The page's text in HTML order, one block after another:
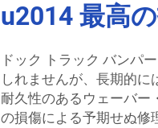
u2014 最高
ドック トラック バンパ
しれませんが、長期的
耐久性のあるウェーバー
の損傷による予期せぬ修